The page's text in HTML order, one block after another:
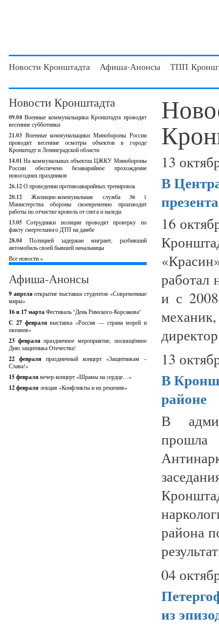
Новости Кронштадта Афиша-Анонсы ТПП
Новости Кронштадта
09.04 Военные коммунальщики Кронштадта проводят
весенние субботники
21.03 Военные коммунальщики Минобороны России
проводят весенние осмотры объектов в городе
Кронштадт и Ленинградской области
14.01 На коммунальных объектах ЦЖКУ Минобороны
России обеспечено безаварийное прохождение
новогодних праздников
26.12О проведении противоаварийных тренировок
20.12
Жилищно-коммунальная служба №1
Министерства обороны своевременно производит
работы по отчистке кровель от снега и наледи
13.05 Сотрудники полиции проводят проверку по
факту смертельного ДТП на дамбе
28.04
Полицией задержан мигрант, разбивший
автомобиль своей бывшей начальницы
Все новости »
Афиша-Анонсы
9 апреляоткрытие выставки студентов «Современные
миры»
16 и 17 мартаФестиваль "День Римского-Корсакова"
С 27 февралявыставка «Россия — страна морей и
океанов»
23 февраляпраздничное мероприятие, посвящённое
Дню защитника Отечества!
22 февраля праздничный концерт «Защитникам –
Слава!»
15 февраля вечер-концерт «Шрамы на сердце…»
12 февраля лекция «Конфликты и их решения»
13
В
16
работал
и с
13
В
районе
В
района
04
из